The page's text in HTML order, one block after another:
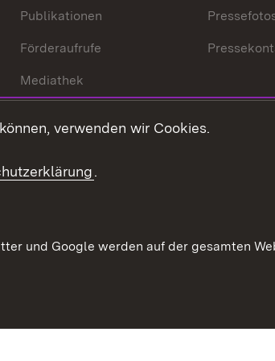
Publikationen
Förderaufrufe
Mediathek
verwenden wir Cookies.
.
und Google werden auf der gesamten